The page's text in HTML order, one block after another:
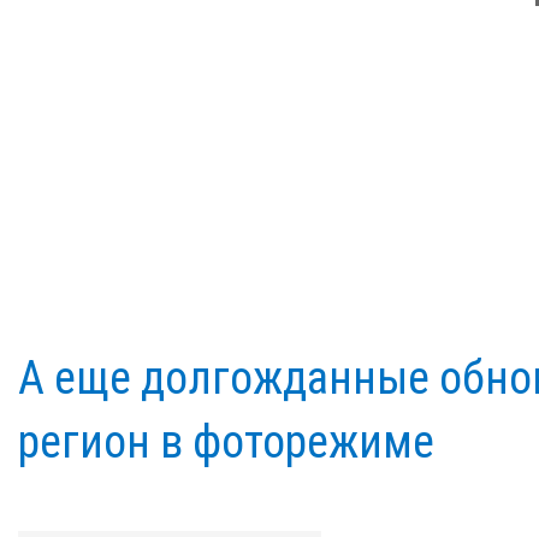
А еще долгожданные
регион в фоторежиме